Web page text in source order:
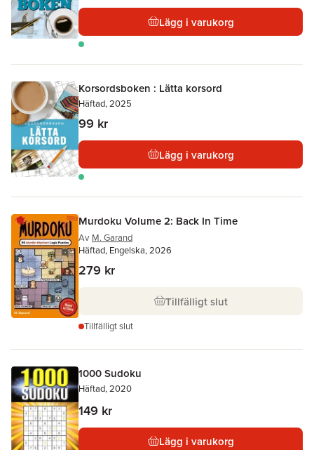
Lägg i varukorg
Korsordsboken : Lätta korsord
Häftad, 2025
99 kr
Lägg i varukorg
Murdoku Volume 2: Back In Time
Av M. Garand
Häftad, Engelska, 2026
279 kr
Tillfälligt slut
Tillfälligt slut
1000 Sudoku
Häftad, 2020
149 kr
Lägg i varukorg